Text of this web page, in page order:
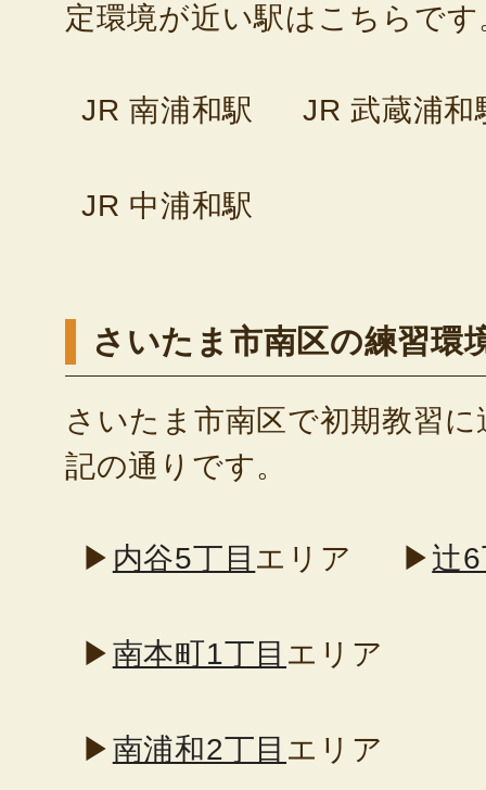
定環境が近い駅はこちらです
JR 南浦和駅 JR 武蔵浦和
JR 中浦和駅
さいたま市南区の練習環
さいたま市南区で初期教習
記の通りです。
▶ 内谷5丁目 エリア ▶辻
▶南本町1丁目 エリア
▶南浦和2丁目 エリア